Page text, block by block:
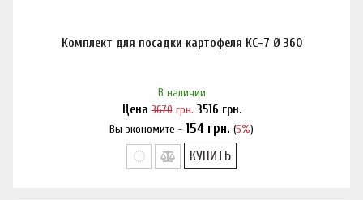
Комплект для посадки картофеля КС-7 Ø 360
В наличии
Цена3670грн. 3516 грн.
Вы экономите - 154 грн. (5%)
Нашли дешевле?
КУПИТЬ